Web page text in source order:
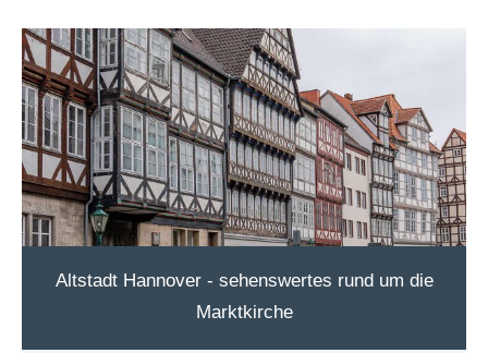
Altstadt Hannover - sehenswertes rund um die
Marktkirche